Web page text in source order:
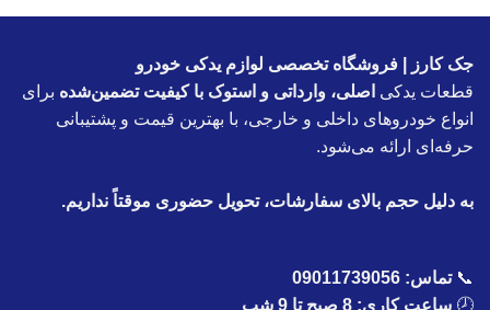
جک کارز | فروشگاه تخصصی لوازم یدکی خودرو
قطعات یدکی اصلی، وارداتی و استوک با کیفیت تضمین‌شده برای
انواع خودروهای داخلی و خارجی، با بهترین قیمت و پشتیبانی
حرفه‌ای ارائه می‌شود.
به دلیل حجم بالای سفارشات، تحویل حضوری موقتاً نداریم.
📞تماس: 09011739056
🕗 ساعت کاری: 8 صبح تا 9 شب